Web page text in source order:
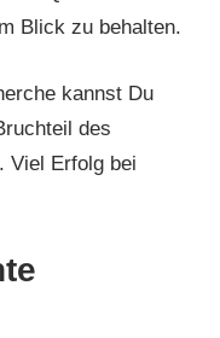
Blick zu behalten.
kannst Du
des
Viel Erfolg bei